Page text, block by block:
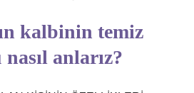
kalbinin temiz
anlarız?